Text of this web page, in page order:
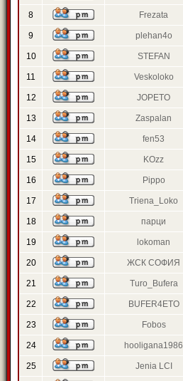
8 Frezata
9 plehan4o
10 STEFAN
11 Veskoloko
12 JOPETO
13 Zaspalan
14 fen53
15 KOzz
16 Pippo
17 Triena_Loko
18 парци
19 lokoman
20 ЖСК СОФИЯ
21 Turo_Bufera
22 BUFER4ETO
23 Fobos
24 hooligana1986
25 Jenia LCI